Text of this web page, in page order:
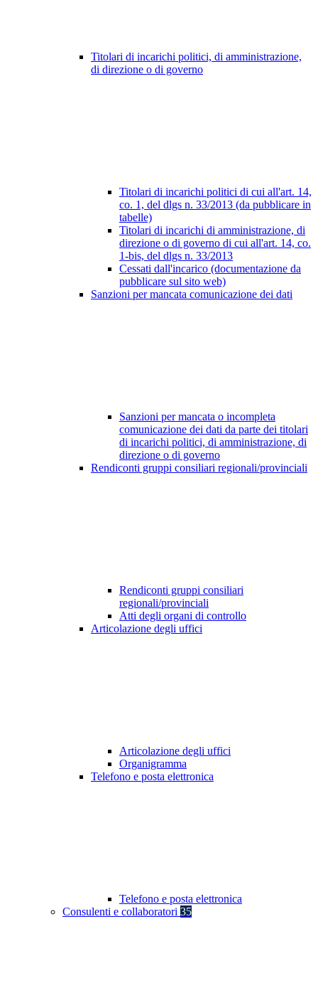
Titolari di incarichi politici, di amministrazione,
di direzione o di governo
Titolari di incarichi politici di cui all'art. 14,
co. 1, del dlgs n. 33/2013 (da pubblicare in
tabelle)
Titolari di incarichi di amministrazione, di
direzione o di governo di cui all'art. 14, co.
1-bis, del dlgs n. 33/2013
Cessati dall'incarico (documentazione da
pubblicare sul sito web)
Sanzioni per mancata comunicazione dei dati
Sanzioni per mancata o incompleta
comunicazione dei dati da parte dei titolari
di incarichi politici, di amministrazione, di
direzione o di governo
Rendiconti gruppi consiliari regionali/provinciali
Rendiconti gruppi consiliari
regionali/provinciali
Atti degli organi di controllo
Articolazione degli uffici
Articolazione degli uffici
Organigramma
Telefono e posta elettronica
Telefono e posta elettronica
Consulenti e collaboratori 35